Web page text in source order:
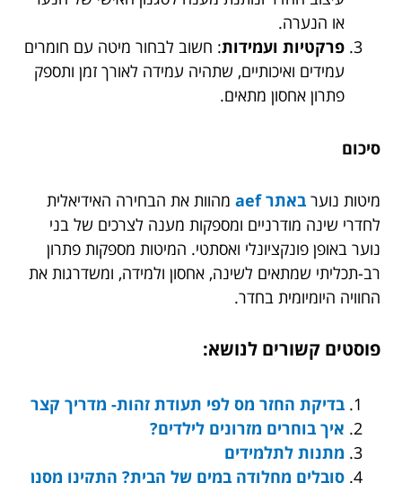
או הנערה.
פרקטיות ועמידות: חשוב לבחור מיטה עם חומרים
עמידים ואיכותיים, שתהיה עמידה לאורך זמן ותספק
פתרון אחסון מתאים.
סיכום
מיטות נוער באתר aef
מהוות את הבחירה האידיאלית
לחדרי שינה מודרניים ומספקות מענה לצרכים של בני
נוער באופן פונקציונלי ואסתטי. המיטות מספקות פתרון
רב-תכליתי שמתאים לשינה, אחסון ולמידה, ומשדרגות את
החוויה היומיומית בחדר.
פוסטים קשורים לנושא:
בדיקת החזר מס לפי תעודת זהות- מדריך קצר
איך בוחרים מזרונים לילדים?
מתנות לתלמידים
סובלים מחלודה במים של הבית? התקינו מסנן